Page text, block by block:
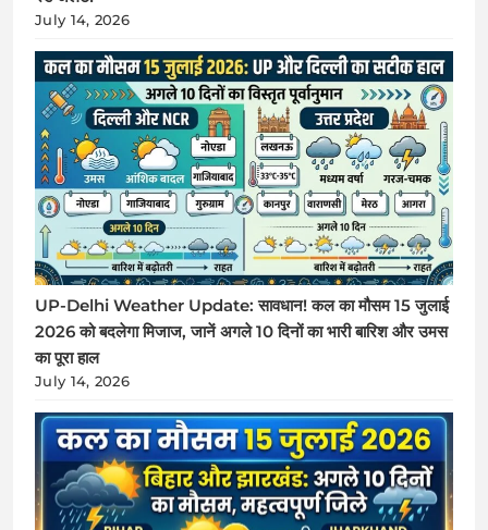
July 14, 2026
UP-Delhi Weather Update: सावधान! कल का मौसम 15 जुलाई
2026 को बदलेगा मिजाज, जानें अगले 10 दिनों का भारी बारिश और उमस
का पूरा हाल
July 14, 2026